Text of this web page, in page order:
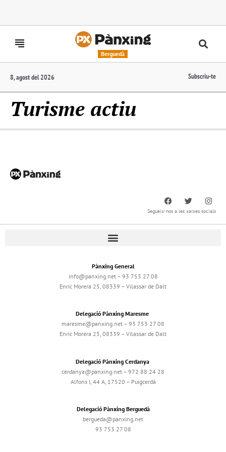
Berguedà
8, agost del 2026 Subscriu-te
Turisme actiu
Segueix-nos a les xarxes socials
Pànxing General
info@panxing.net – 93 753 27 08
Enric Morera 25, 08339 – Vilassar de Dalt
Delegació Pànxing Maresme
maresme@panxing.net – 93 753 27 08
Enric Morera 25, 08339 – Vilassar de Dalt
Delegació Pànxing Cerdanya
cerdanya@panxing.net – 972 88 24 28
Alfons I, 44 A, 17520 – Puigcerdà
Delegació Pànxing Berguedà
bergueda@panxing.net
93 753 27 08